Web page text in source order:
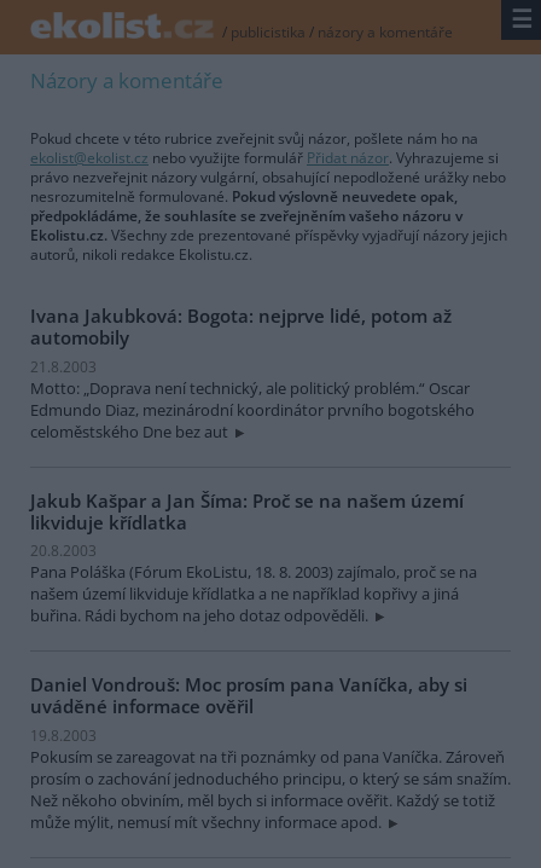
/ publicistika / názory a komentáře ☰
Názory a komentáře
Pokud chcete v této rubrice zveřejnit svůj názor, pošlete nám ho na
ekolist@ekolist.cz nebo využijte formulář Přidat názor. Vyhrazujeme si
právo nezveřejnit názory vulgární, obsahující nepodložené urážky nebo
nesrozumitelně formulované. Pokud výslovně neuvedete opak,
předpokládáme, že souhlasíte se zveřejněním vašeho názoru v
Ekolistu.cz. Všechny zde prezentované příspěvky vyjadřují názory jejich
autorů, nikoli redakce Ekolistu.cz.
Ivana Jakubková: Bogota: nejprve lidé, potom až
automobily
21.8.2003
Motto: „Doprava není technický, ale politický problém.“ Oscar
Edmundo Diaz, mezinárodní koordinátor prvního bogotského
celoměstského Dne bez aut
Jakub Kašpar a Jan Šíma: Proč se na našem území
likviduje křídlatka
20.8.2003
Pana Poláška (Fórum EkoListu, 18. 8. 2003) zajímalo, proč se na
našem území likviduje křídlatka a ne například kopřivy a jiná
buřina. Rádi bychom na jeho dotaz odpověděli.
Daniel Vondrouš: Moc prosím pana Vaníčka, aby si
uváděné informace ověřil
19.8.2003
Pokusím se zareagovat na tři poznámky od pana Vaníčka. Zároveň
prosím o zachování jednoduchého principu, o který se sám snažím.
Než někoho obviním, měl bych si informace ověřit. Každý se totiž
může mýlit, nemusí mít všechny informace apod.